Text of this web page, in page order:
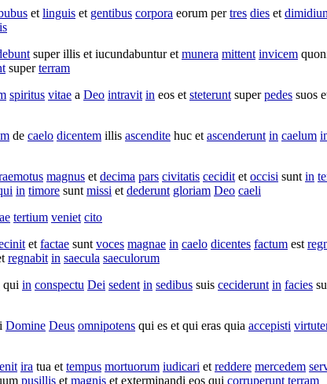
et linguis et gentibus corpora eorum pertres dies et
super illis et iucundabunturet munera mittent invicem
superterram
spiritus vitae a Deo intravit in eos et steterunt superpedes suos
de caelo dicentem illis ascendite huc et ascenderunt in caelum
magnus et decima pars civitatis cecidit et occisi sunt in
in timore sunt missi et dederunt gloriam Deo caeli
tertium veniet cito
et factae sunt voces magnae in caelo dicentes factum est
regnabit in saecula saeculorum
qui in conspectu Dei sedent in sedibus suis ceciderunt in facies
Domine Deus omnipotens qui es et qui eras quia accepisti
ira tua et tempus mortuorum iudicari et reddere mercedem
pusillis et magnis et exterminandi eos qui corruperunt terram